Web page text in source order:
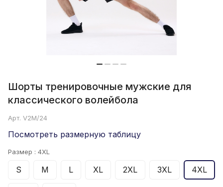
Шорты тренировочные мужские для
классического волейбола
Арт. V2M/24
Посмотреть размерную таблицу
Размер : 4XL
S M L XL 2XL 3XL 4XL